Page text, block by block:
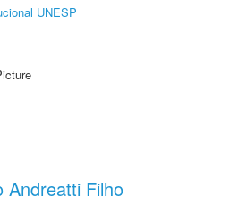
UNESP
Andreatti Filho